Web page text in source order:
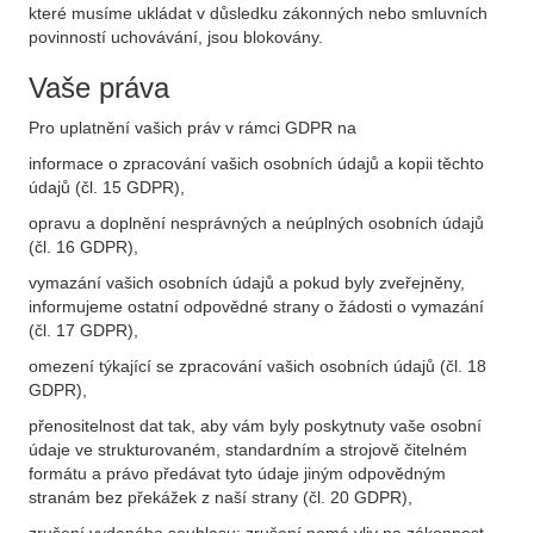
které musíme ukládat v důsledku zákonných nebo smluvních
povinností uchovávání, jsou blokovány.
Vaše práva
Pro uplatnění vašich práv v rámci GDPR na
informace o zpracování vašich osobních údajů a kopii těchto
údajů (čl. 15 GDPR),
opravu a doplnění nesprávných a neúplných osobních údajů
(čl. 16 GDPR),
vymazání vašich osobních údajů a pokud byly zveřejněny,
informujeme ostatní odpovědné strany o žádosti o vymazání
(čl. 17 GDPR),
omezení týkající se zpracování vašich osobních údajů (čl. 18
GDPR),
přenositelnost dat tak, aby vám byly poskytnuty vaše osobní
údaje ve strukturovaném, standardním a strojově čitelném
formátu a právo předávat tyto údaje jiným odpovědným
stranám bez překážek z naší strany (čl. 20 GDPR),